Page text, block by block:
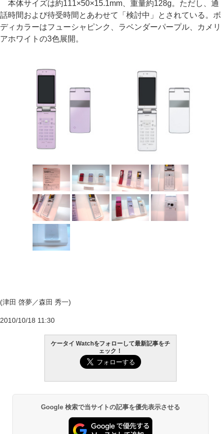
本体サイズは約111×50×15.1mm、重量約128g。ただし、通
話時間および待受時間とあわせて「検討中」とされている。ボ
ディカラーはフューシャピンク、ラベンダーパープル、カメリ
アホワイトの3色展開。
(津田 啓夢／森田 秀一)
2010/10/18 11:30
ケータイ Watchをフォローして最新記事をチ
ェック！
Google 検索で当サイトの記事を優先表示させる